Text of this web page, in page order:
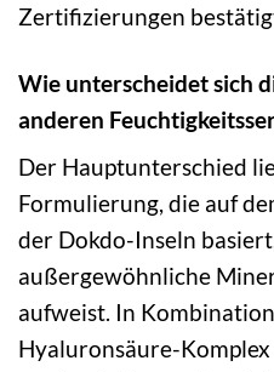
Zertifizierungen
Wie unterscheidet sich
anderen
Der Hauptunterschied
Formulierung, die auf
der Dokdo-Inseln
außergewöhnliche
aufweist. In
Hyaluronsäure-